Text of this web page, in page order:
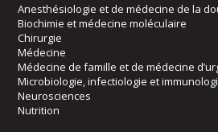
Anesthésiologie et de médecine de la
Biochimie et médecine moléculaire
Chirurgie
Médecine
Médecine de famille et de médecine
Microbiologie, infectiologie et
Neurosciences
Nutrition